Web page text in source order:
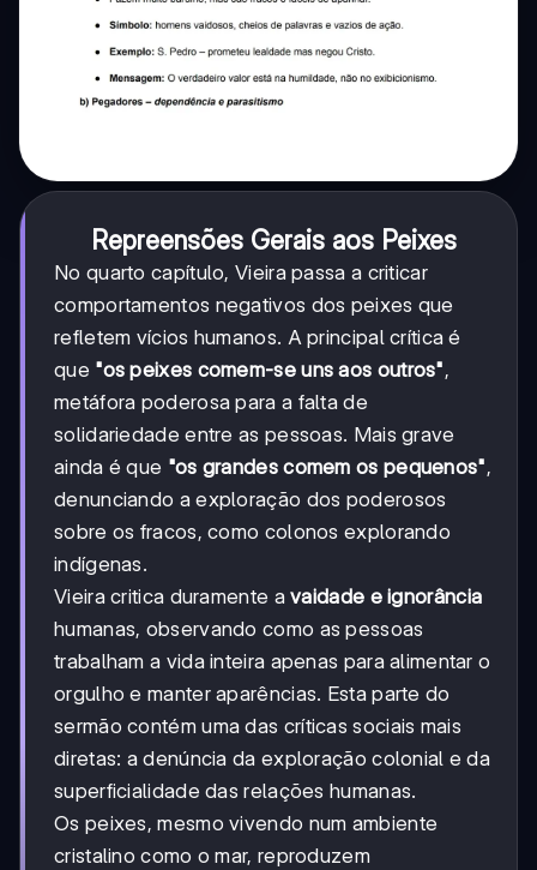
Repreensões Gerais aos Peixes
No quarto capítulo, Vieira passa a criticar
comportamentos negativos dos peixes que
refletem vícios humanos. A principal crítica é
que "os peixes comem-se uns aos outros",
metáfora poderosa para a falta de
solidariedade entre as pessoas. Mais grave
ainda é que "os grandes comem os pequenos",
denunciando a exploração dos poderosos
sobre os fracos, como colonos explorando
indígenas.
Vieira critica duramente avaidade e ignorância
humanas, observando como as pessoas
trabalham a vida inteira apenas para alimentar o
orgulho e manter aparências. Esta parte do
sermão contém uma das críticas sociais mais
diretas: a denúncia da exploração colonial e da
superficialidade das relações humanas.
Os peixes, mesmo vivendo num ambiente
cristalino como o mar, reproduzem